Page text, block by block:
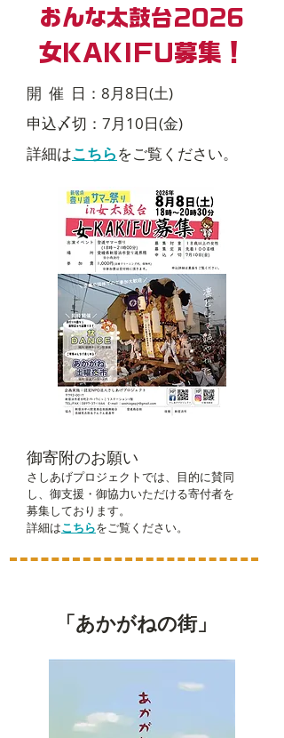
おんな太鼓台2026
女KAKIFU募集！
開 催 日：8月8日(土)
申込〆切：7月10日(金)
​詳細はこちらをご覧ください。
​御寄附のお願い
さしあげプロジェクトでは、目的に賛同
し、御支援・御協力いただける寄付者を
募集しております。
​詳細はこちらをご覧ください。
​「あかがねの街」